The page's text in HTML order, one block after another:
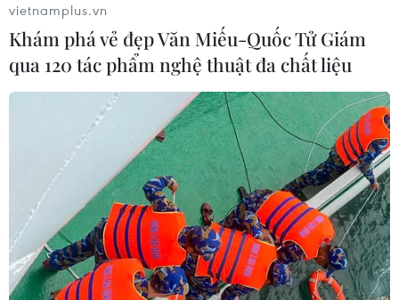
vietnamplus.vn
Khám phá vẻ đẹp Văn Miếu-Quốc Tử Giám
qua 120 tác phẩm nghệ thuật đa chất liệu